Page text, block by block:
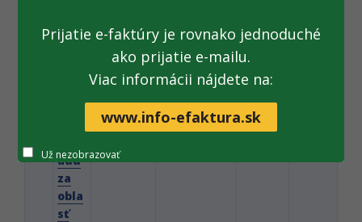
otné
adu
za
obla
sť
Prijatie e-faktúry je rovnako jednoduché
ako prijatie e-mailu.
Viac informácii nájdete na:
www.info-efaktura.sk
Už nezobrazovať